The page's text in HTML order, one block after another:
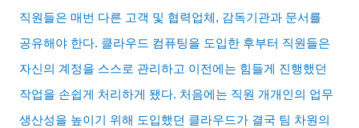
직원들은 매번 다른 고객 및 협력업체 , 감독기관과 문서를
공유해야 한다. 클라우드 컴퓨팅을 도입한 후부터 직원들은
자신의 계정을 스스로 관리하고 이전에는 힘들게 진행했던
작업을 손쉽게 처리하게 됐다. 처음에는 직원 개개인의 업무
생산성을 높이기 위해 도입했던 클라우드가 결국 팀 차원의